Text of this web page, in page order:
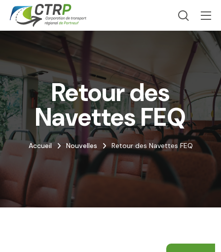
Retour des
Navettes FEQ
Accueil Nouvelles Retour des Navettes FEQ